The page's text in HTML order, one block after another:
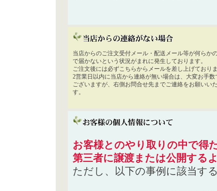
当店からのご注文受付メール・配送メール等が何らか
で届かないという状況がまれに発生しております。
ご注文後には必ずこちらからメールを差し上げており
2営業日以内に当店から連絡が無い場合は、大変お手数
ございますが、右側お問合せ先までご連絡をお願いい
す。
お客様とのやり取りの中で得
第三者に譲渡または公開する
ただし、以下の事例に該当す